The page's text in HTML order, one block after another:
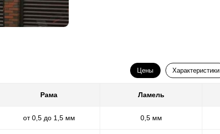
Цены Характеристики
Рама Ламель
от 0,5 до 1,5 мм 0,5 мм